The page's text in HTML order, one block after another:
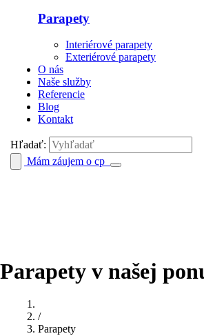
Parapety
Interiérové parapety
Exteriérové parapety
O nás
Naše služby
Referencie
Blog
Kontakt
Hľadať:
Mám záujem o cp
Parapety v našej
/
Parapety